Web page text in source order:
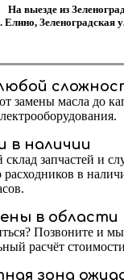
На выезде из
Елино, Зеленоградская
замены масла до
в наличии
запчастей и
в
в области
Позвоните и
расчёт
зона